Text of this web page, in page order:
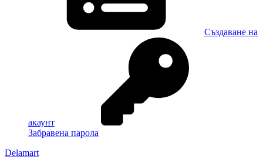
Създаване на
акаунт
Забравена парола
Delamart